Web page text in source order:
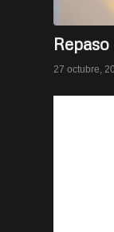
27 octubre,